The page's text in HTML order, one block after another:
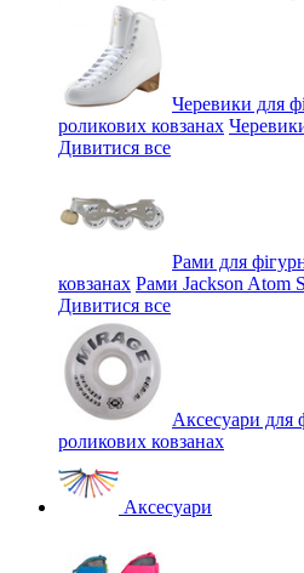
Черевики для
роликових ковзанах
Дивитися все
Рами для
ковзанах Рами Jackson Atom
Дивитися все
Аксесуари для
роликових ковзанах
Аксесуари